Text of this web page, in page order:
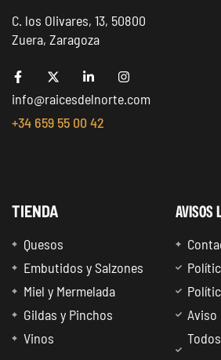
C. los Olivares, 13, 50800
Zuera, Zaragoza
info@raicesdelnorte.com
+34 659 55 00 42
TIENDA
Quesos
Embutidos y Salzones
Miel y Mermelada
Gildas y Pinchos
Vinos
AVISOS
Aviso